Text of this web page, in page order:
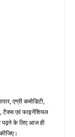
एग्री कमोडिटी,
टैक्स एवं फाइनेंशियल
पढ़ने के लिए आज ही